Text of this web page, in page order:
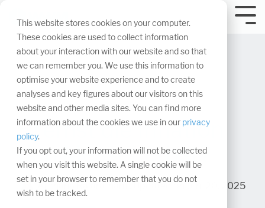
This website stores cookies on your computer.
These cookies are used to collect information
about your interaction with our website and so that
we can remember you. We use this information to
optimise your website experience and to create
analyses and key figures about our visitors on this
website and other media sites. You can find more
information about the cookies we use in our privacy
policy.
If you opt out, your information will not be collected
when you visit this website. A single cookie will be
set in your browser to remember that you do not
wish to be tracked.
überspringen.
Bremst die Inflation
den Messeherbst?
Archana Rajaratnam:Updated on Juni 20, 2025